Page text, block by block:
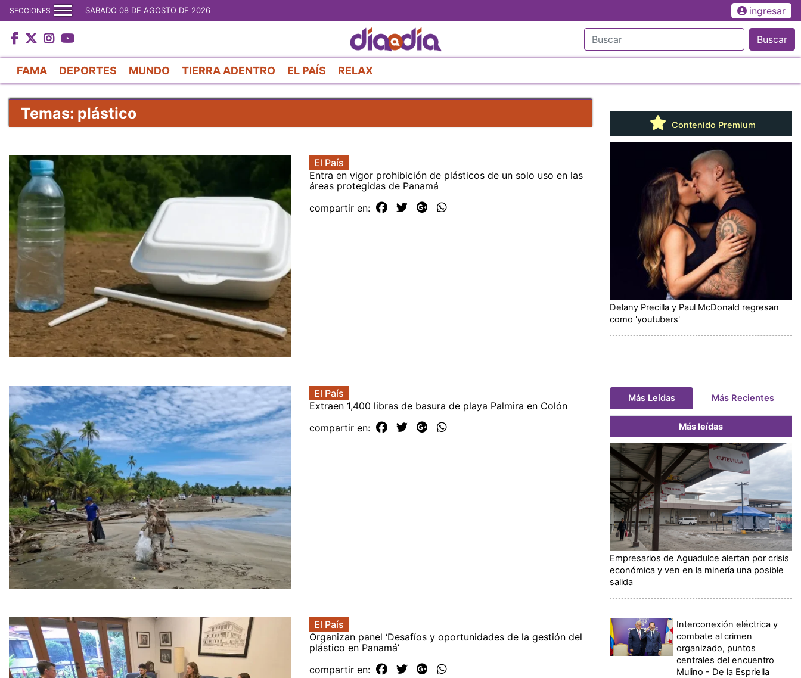
al
contenido
principal
SECCIONES SABADO 08 DE AGOSTO DE 2026 ingresar
Buscar
FAMA DEPORTES MUNDO TIERRA ADENTRO EL PAÍS RELAX
Temas: plástico
El País
Entra en vigor prohibición de plásticos de un solo uso en las
áreas protegidas de Panamá
compartir en:
El País
Extraen 1,400 libras de basura de playa Palmira en Colón
compartir en:
El País
Organizan panel ‘Desafíos y oportunidades de la gestión del
plástico en Panamá’
compartir en:
Contenido Premium
Delany Precilla y Paul McDonald regresan
como 'youtubers'
Más Leídas Más Recientes
Más leídas
Empresarios de Aguadulce alertan por crisis
económica y ven en la minería una posible
salida
Interconexión eléctrica y
combate al crimen
organizado, puntos
centrales del encuentro
Mulino - De la Espriella